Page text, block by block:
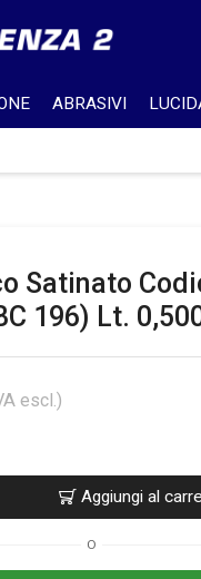
ABRASIVI
PER ORDINI
Satinato
196) Lt.
escl.)
Aggiungi al
O